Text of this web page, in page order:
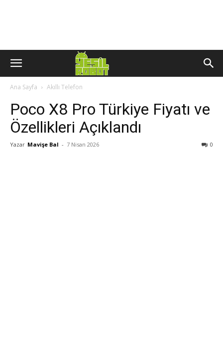
Ana Sayfa Akıllı Telefon
Poco X8 Pro Türkiye Fiyatı ve
Özellikleri Açıklandı
Yazar Mavişe Bal - 7 Nisan 2026 0